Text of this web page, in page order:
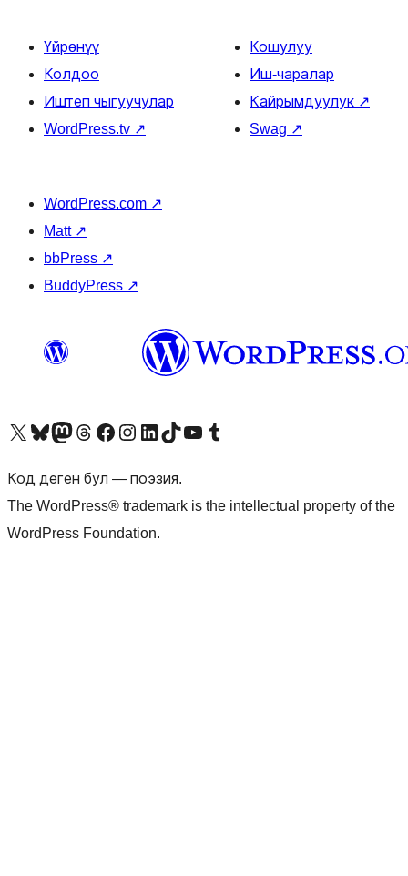
Үйрөнүү
Колдоо
Иштеп чыгуучулар
WordPress.tv ↗
Кошулуу
Иш-чаралар
Кайрымдуулук ↗
Swag ↗
WordPress.com ↗
Matt ↗
bbPress ↗
BuddyPress ↗
Visit our X (formerly Twitter) account
Visit our Bluesky account
Биздин Mastodon түрмөгүбүзгө баш багыңыз
Visit our Threads account
Биздин Facebook баракчабызга кириңиз
Биздин Instagram баракчабызга баш багыңыз
Биздин LinkedIn баракчабызга баш багыңыз
Visit our TikTok account
Visit our YouTube channel
Visit our Tumblr account
Код деген бул — поэзия.
The WordPress® trademark is the intellectual property of the
WordPress Foundation.